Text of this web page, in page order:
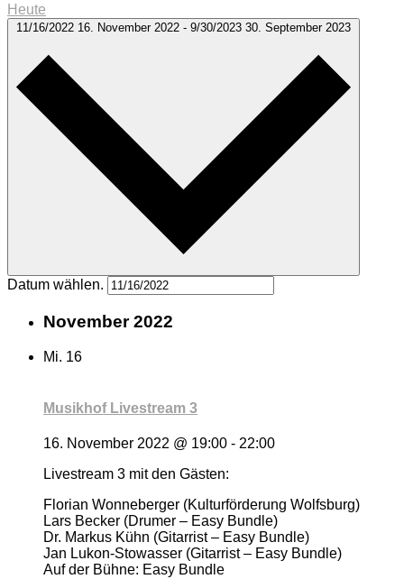
Heute
11/16/2022 16. November 2022 - 9/30/2023 30. September 2023
Datum wählen.
November 2022
Mi. 16
Musikhof Livestream 3
16. November 2022 @ 19:00 - 22:00
Livestream 3 mit den Gästen:
Florian Wonneberger (Kulturförderung Wolfsburg)
Lars Becker (Drumer – Easy Bundle)
Dr. Markus Kühn (Gitarrist – Easy Bundle)
Jan Lukon-Stowasser (Gitarrist – Easy Bundle)
Auf der Bühne: Easy Bundle